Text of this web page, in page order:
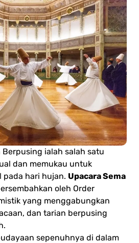
ialah salah satu
dan memukau untuk
pada hari hujan. Upacara Sema
oleh Order
yang menggabungkan
dan tarian berpusing
sepenuhnya di dalam